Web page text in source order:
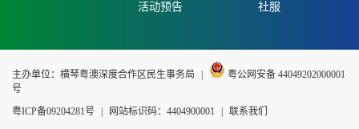
活动预告
社服
主办单位：横琴粤澳深度合作区民生事务局
粤公网安备 44049202000001
号
粤ICP备09204281号
网站标识码：4404900001 联系我们